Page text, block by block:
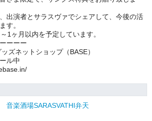
出演者とサラスヴァでシェアして、今後の活
す。
1ヶ月以内を予定しています。
ーーー
ズネットショップ（BASE）
ル中
音楽酒場SARASVATHI弁天